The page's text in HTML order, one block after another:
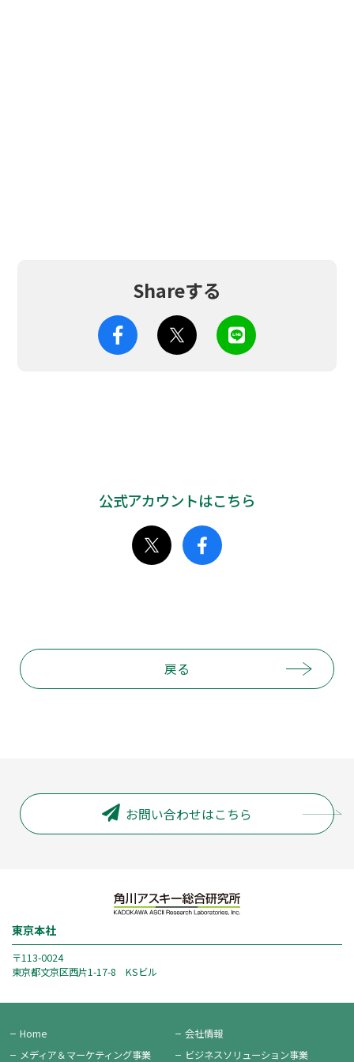
Shareする
公式アカウントはこちら
戻る
お問い合わせはこちら
東京本社
〒113-0024
東京都文京区西片1-17-8 KSビル
Home
会社情報
メディア＆マーケティング事業 ビジネスソリューション事業